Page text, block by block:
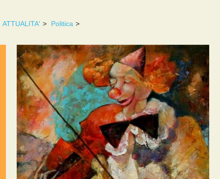
ATTUALITA' > Politica >